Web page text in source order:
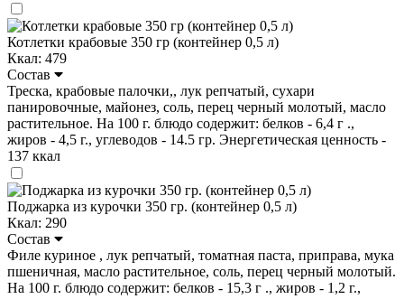
Котлетки крабовые 350 гр (контейнер 0,5 л)
Ккал: 479
Состав
Треска, крабовые палочки,, лук репчатый, сухари
панировочные, майонез, соль, перец черный молотый, масло
растительное. На 100 г. блюдо содержит: белков - 6,4 г .,
жиров - 4,5 г., углеводов - 14.5 гр. Энергетическая ценность -
137 ккал
Поджарка из курочки 350 гр. (контейнер 0,5 л)
Ккал: 290
Состав
Филе куриное , лук репчатый, томатная паста, приправа, мука
пшеничная, масло растительное, соль, перец черный молотый.
На 100 г. блюдо содержит: белков - 15,3 г ., жиров - 1,2 г.,